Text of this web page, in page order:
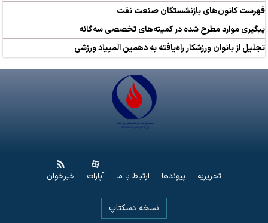
فهرست کانون‌های بازنشستگان صنعت نفت
پیگیری موارد مطرح شده در کمیته‌های تخصصی سه‌گانه
تجلیل از بانوان ورزشکار راه‌یافته به دهمین المپیاد ورزشی
تحریریه پیوندها ارتباط با ما آپارات خبرخوان
نسخه دسکتاپ